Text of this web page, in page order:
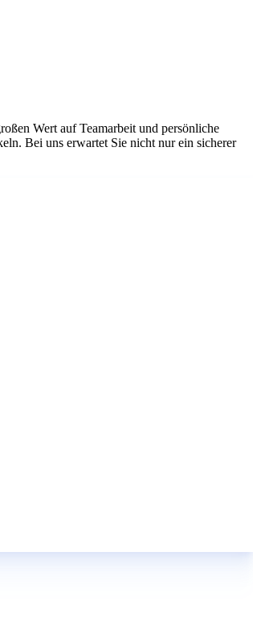
Wert auf Teamarbeit und persönliche
Bei uns erwartet Sie nicht nur ein sicherer